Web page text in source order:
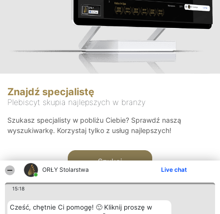
ORŁY Stolarstwa Live chat
15:18
Cześć, chętnie Ci pomogę! 🙂 Kliknij proszę w
Znajdź specjalistę
Plebiscyt skupia najlepszych w branży
Szukasz specjalisty w pobliżu Ciebie? Sprawdź naszą
wyszukiwarkę. Korzystaj tylko z usług najlepszych!
Szukaj